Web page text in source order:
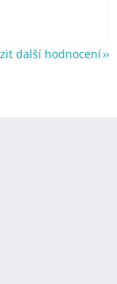
další hodnocení